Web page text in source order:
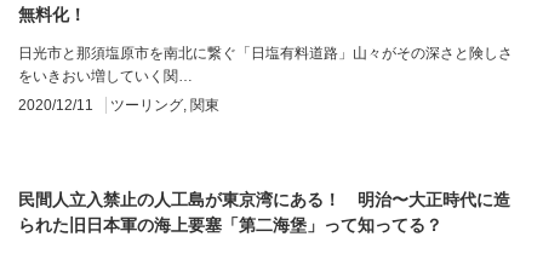
無料化！
日光市と那須塩原市を南北に繋ぐ「日塩有料道路」山々がその深さと険しさ
をいきおい増していく関…
2020/12/11
ツーリング, 関東
民間人立入禁止の人工島が東京湾にある！ 明治〜大正時代に造
られた旧日本軍の海上要塞「第二海堡」って知ってる？